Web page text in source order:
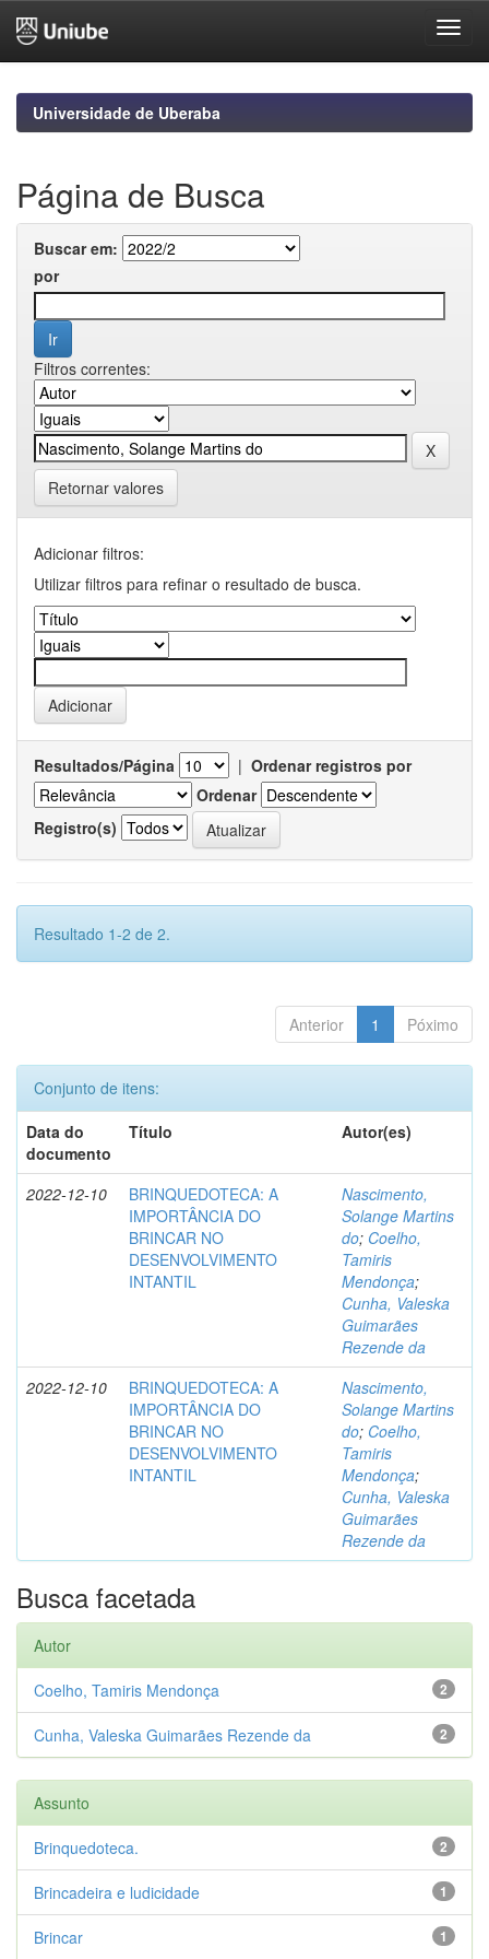
navigationUniversidade de Uberaba
Página de Busca
Buscar em:
por
Filtros correntes:
Retornar valores
Adicionar filtros:
Utilizar filtros para refinar o resultado de busca.
Resultados/Página | Ordenar registros por
Ordenar
Registro(s)
Resultado 1-2 de 2.
Anterior 1 Póximo
Conjunto de itens:
Data do
documento
Título Autor(es)
2022-12-10
BRINQUEDOTECA: A
IMPORTÂNCIA DO
BRINCAR NO
DESENVOLVIMENTO
INTANTIL
Nascimento,
Solange Martins
do; Coelho,
Tamiris
Mendonça;
Cunha, Valeska
Guimarães
Rezende da
2022-12-10
BRINQUEDOTECA: A
IMPORTÂNCIA DO
BRINCAR NO
DESENVOLVIMENTO
INTANTIL
Nascimento,
Solange Martins
do; Coelho,
Tamiris
Mendonça;
Cunha, Valeska
Guimarães
Rezende da
Busca facetada
Autor
2
Coelho, Tamiris Mendonça
2
Cunha, Valeska Guimarães Rezende da
Assunto
2
Brinquedoteca.
1
Brincadeira e ludicidade
1
Brincar